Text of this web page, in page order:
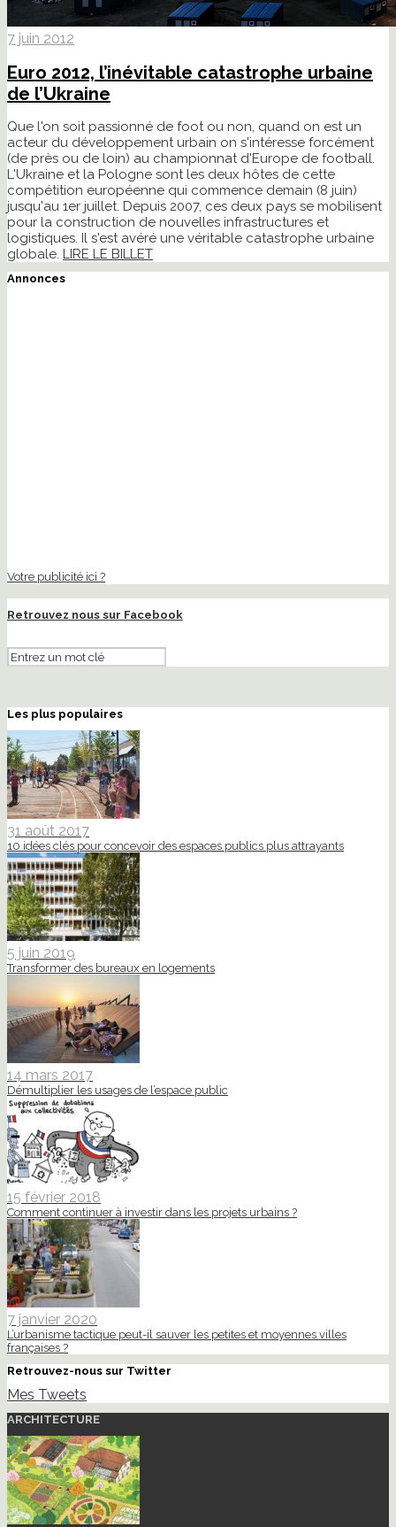
7 juin 2012
Euro 2012, l’inévitable catastrophe urbaine
de l’Ukraine
Que l'on soit passionné de foot ou non, quand on est un
acteur du développement urbain on s'intéresse forcément
(de près ou de loin) au championnat d'Europe de football.
L'Ukraine et la Pologne sont les deux hôtes de cette
compétition européenne qui commence demain (8 juin)
jusqu'au 1er juillet. Depuis 2007, ces deux pays se mobilisent
pour la construction de nouvelles infrastructures et
logistiques. Il s'est avéré une véritable catastrophe urbaine
globale. LIRE LE BILLET
Annonces
Votre publicité ici ?
Retrouvez nous sur Facebook
Les plus populaires
31 août 2017
10 idées clés pour concevoir des espaces publics plus attrayants
5 juin 2019
Transformer des bureaux en logements
14 mars 2017
Démultiplier les usages de l’espace public
15 février 2018
Comment continuer à investir dans les projets urbains ?
7 janvier 2020
L’urbanisme tactique peut-il sauver les petites et moyennes villes
françaises ?
Retrouvez-nous sur Twitter
Mes Tweets
ARCHITECTURE